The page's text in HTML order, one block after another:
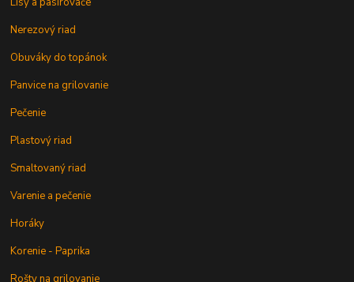
Nerezový riad
Obuváky do topánok
Panvice na grilovanie
Pečenie
Plastový riad
Smaltovaný riad
Varenie a pečenie
Horáky
Korenie - Paprika
Rošty na grilovanie